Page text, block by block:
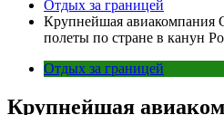
Отдых за границей
Крупнейшая
полеты по стране в канун
Отдых за границей
Крупнейшая